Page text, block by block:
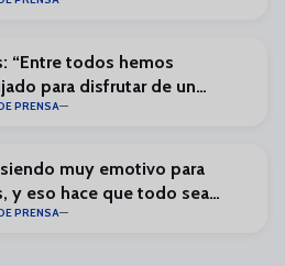
“Entre todos hemos
para disfrutar de un
en Primera”
PRENSA
muy emotivo para
y eso hace que todo sea
PRENSA